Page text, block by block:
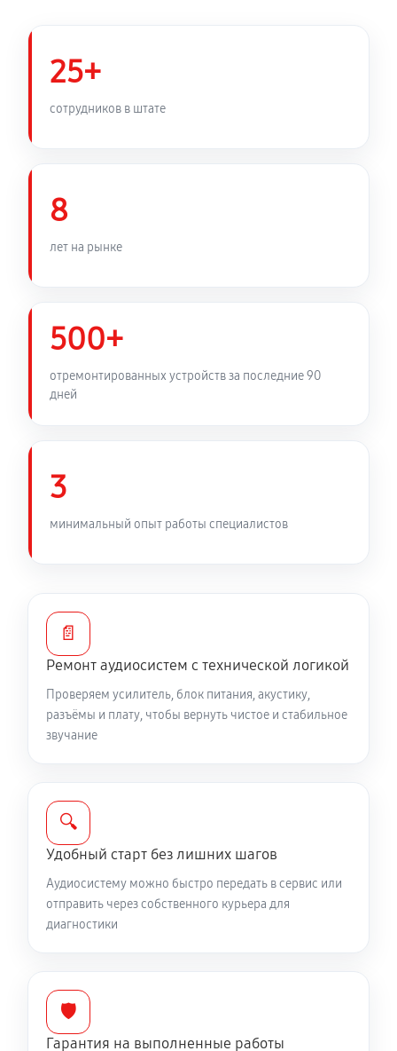
Замена корпуса аудиосистемы LG CM8460
25+
сотрудников в штате
8
лет на рынке
500+
отремонтированных устройств за последние 90
дней
3
минимальный опыт работы специалистов
📄
Ремонт аудиосистем с технической логикой
Проверяем усилитель, блок питания, акустику,
разъёмы и плату, чтобы вернуть чистое и стабильное
звучание
🔍
Удобный старт без лишних шагов
Аудиосистему можно быстро передать в сервис или
отправить через собственного курьера для
диагностики
🛡️
Гарантия на выполненные работы